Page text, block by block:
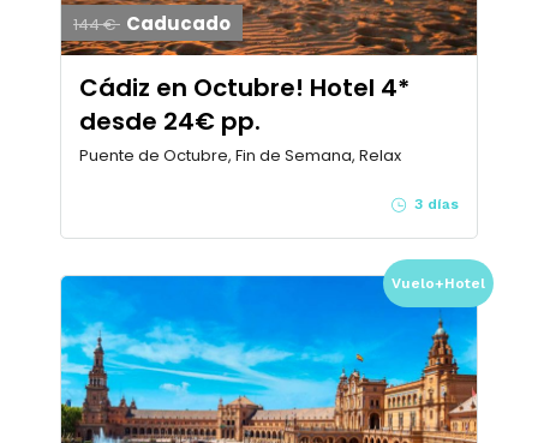
144 € Caducado
Cádiz en Octubre! Hotel 4*
desde 24€ pp.
Puente de Octubre, Fin de Semana, Relax
3 días
Vuelo+Hotel